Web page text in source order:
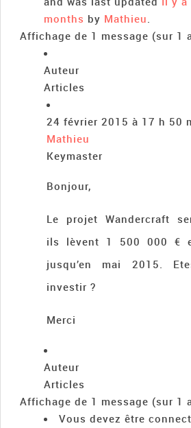
months by Mathieu.
Affichage de 1 message (sur 1
Auteur
Articles
24 février 2015 à 17 h 50
Mathieu
Keymaster
Bonjour,
Le projet Wandercraft
ils lèvent 1 500 000 €
jusqu’en mai 2015.
investir ?
Merci
Auteur
Articles
Affichage de 1 message (sur 1
Vous devez être